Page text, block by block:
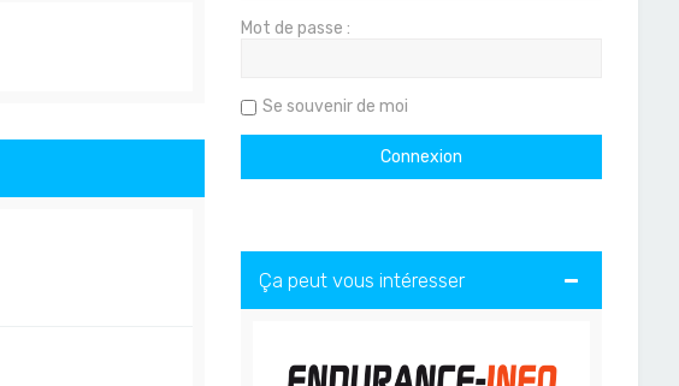
Mot de passe :
Se souvenir de moi
Ça peut vous intéresser